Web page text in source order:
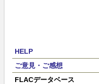
HELP
ご意見・ご感想
FLACデータベース